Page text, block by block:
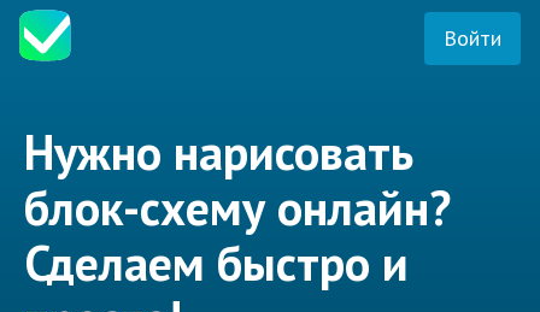
Войти
Нужно нарисовать
блок-схему онлайн?
Сделаем быстро и